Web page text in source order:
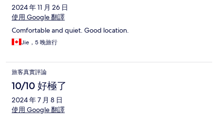
2024 年 11 月 26 日
使用 Google 翻譯
Comfortable and quiet. Good location.
Jie，5 晚旅行
旅客真實評論
10/10 好極了
2024 年 7 月 8 日
使用 Google 翻譯